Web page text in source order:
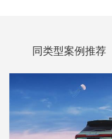
同类型案例推荐